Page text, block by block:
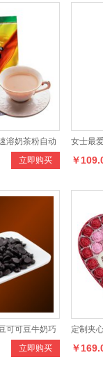
溶奶茶粉自动
立即购买
女士最
堡 - 新
￥
可可豆牛奶巧
食 立即购买
定制夹
日礼物
￥